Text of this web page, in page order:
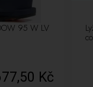
95 W LV
Kč